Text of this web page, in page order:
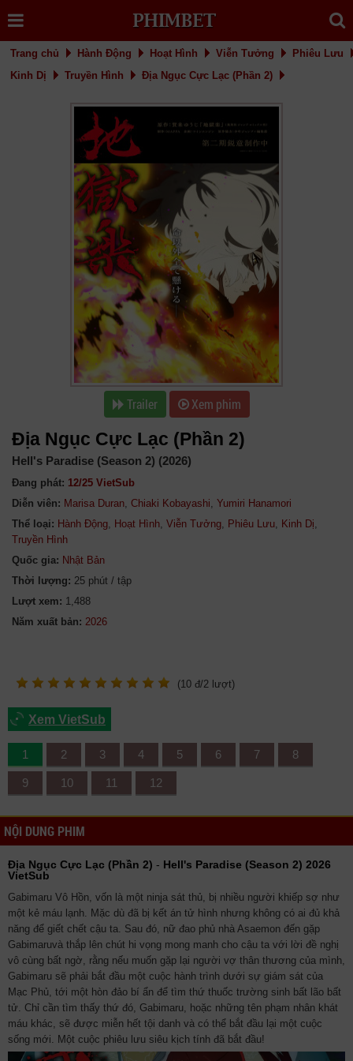
Trang chủ Hành Động Hoạt Hình Viễn Tưởng
Phiêu Lưu
Kinh Dị
Truyền Hình Địa Ngục Cực Lạc (Phần 2)
Trailer Xem phim
Địa Ngục Cực Lạc (Phần 2)
Hell's Paradise (Season 2) (2026)
Đang phát: 12/25 VietSub
Diễn viên: Marisa Duran, Chiaki Kobayashi, Yumiri Hanamori
Thể loại: Hành Động, Hoạt Hình, Viễn Tưởng, Phiêu Lưu, Kinh Dị,
Truyền Hình
Quốc gia: Nhật Bản
Thời lượng: 25 phút / tập
Lượt xem: 1,488
Năm xuất bản:
(10 đ/2 lượt)
Xem VietSub
1 2 3 4 5 6 7 8
9 10 11 12
NỘI DUNG PHIM
Địa Ngục Cực Lạc (Phần 2) - Hell's Paradise (Season 2) 2026
VietSub
Gabimaru Vô Hồn, vốn là một ninja sát thủ, bị nhiều người khiếp sợ như
một kẻ máu lạnh. Mặc dù đã bị kết án tử hình nhưng không có ai đủ khả
năng để giết chết cậu ta. Sau đó, nữ đao phủ nhà Asaemon đến gặp
Gabimaruvà thắp lên chút hi vọng mong manh cho cậu ta với lời đề nghị
vô cùng bất ngờ, rằng nếu muốn gặp lại người vợ thân thương của mình,
Gabimaru sẽ phải bắt đầu một cuộc hành trình dưới sự giám sát của
Mạc Phủ, tới một hòn đảo bí ẩn để tìm thứ thuốc trường sinh bất lão bất
tử. Chỉ cần tìm thấy thứ đó, Gabimaru, hoặc những tên phạm nhân khát
máu khác, sẽ được miễn hết tội danh và có thể bắt đầu lại một cuộc
sống mới. Một cuộc phiêu lưu siêu kịch tính đã bắt đầu!